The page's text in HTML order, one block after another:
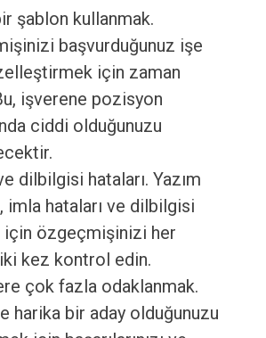
şablon kullanmak.
başvurduğunuz işe
için zaman
işverene pozisyon
ciddi olduğunuzu
dilbilgisi hataları. Yazım
imla hataları ve dilbilgisi
için özgeçmişinizi her
kez kontrol edin.
çok fazla odaklanmak.
harika bir aday olduğunuzu